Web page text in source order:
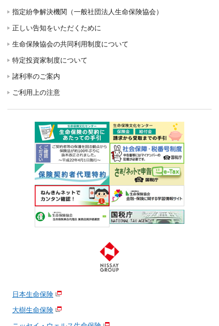
指定紛争解決機関（一般社団法人生命保険協会）
正しい告知をいただくために
生命保険協会の共同利用制度について
特定投資家制度について
諸利率のご案内
ご利用上の注意
日本生命保険
大樹生命保険